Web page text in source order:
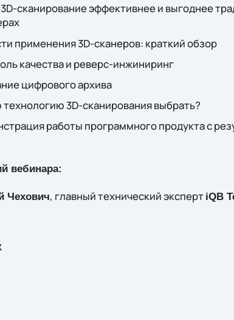
3D-сканирование эффективнее и выгоднее
применения 3D-сканеров: краткий обзор
качества и реверс-инжиниринг
цифрового архива
технологию 3D-сканирования выбрать?
работы программного продукта с
вебинара:
Чехович, главный технический эксперт iQB